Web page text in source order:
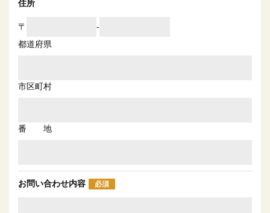
住所
〒
‐
都道府県
市区町村
番 地
お問い合わせ内容 必須